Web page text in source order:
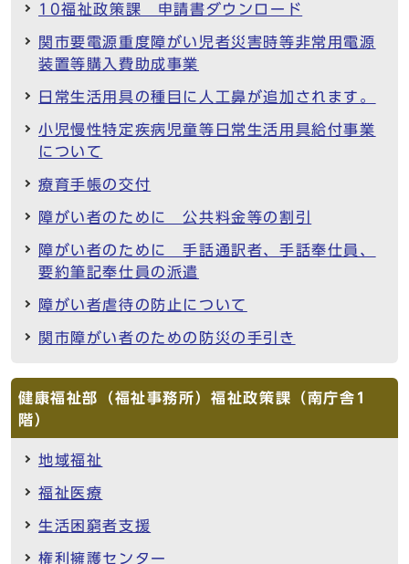
10福祉政策課 申請書ダウンロード
関市要電源重度障がい児者災害時等非常用電源
装置等購入費助成事業
日常生活用具の種目に人工鼻が追加されます。
小児慢性特定疾病児童等日常生活用具給付事業
について
療育手帳の交付
障がい者のために 公共料金等の割引
障がい者のために 手話通訳者、手話奉仕員、
要約筆記奉仕員の派遣
障がい者虐待の防止について
関市障がい者のための防災の手引き
健康福祉部（福祉事務所）福祉政策課（南庁舎1
階）
地域福祉
福祉医療
生活困窮者支援
権利擁護センター